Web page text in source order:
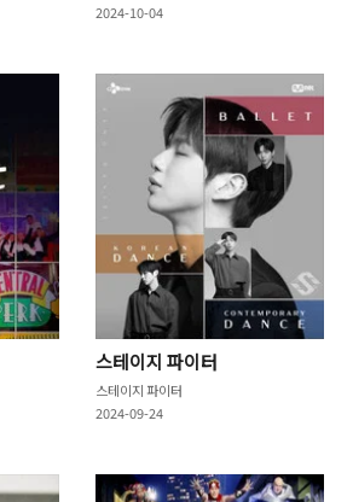
2024-10-04
스테이지 파이터
스테이지 파이터
2024-09-24